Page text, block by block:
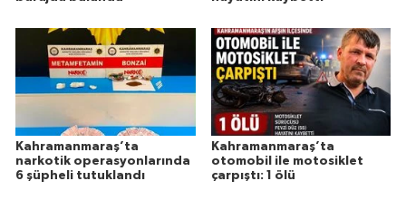
Kahramanmaraş’ta
narkotik operasyonlarında
6 şüpheli tutuklandı
Kahramanmaraş’ta
otomobil ile motosiklet
çarpıştı: 1 ölü